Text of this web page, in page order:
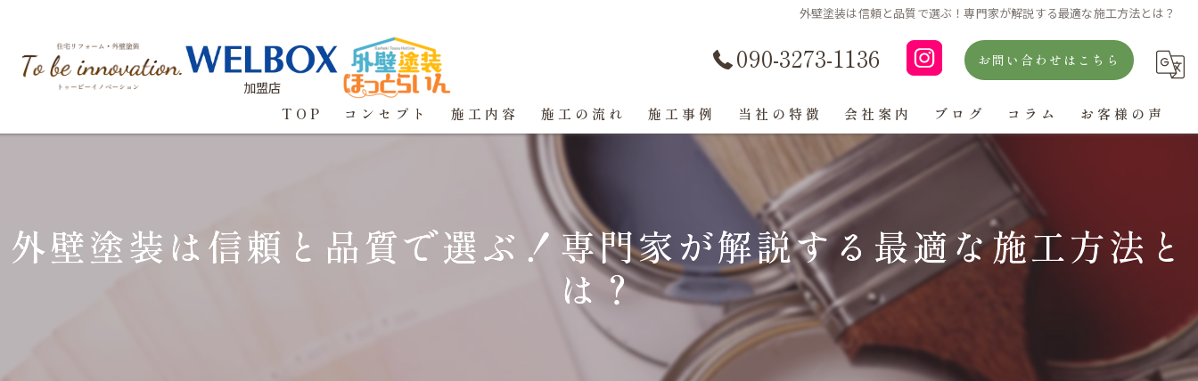
外壁塗装は信頼と品質で選ぶ！専門家が解説する最適な施工方法とは？
加盟店
090-3273-1136 お問い合わせはこちら
TOP コンセプト 施工内容 施工の流れ 施工事例 当社の特徴
戸建て
マンション
防水工事
コーキング
会社案内
よくある質問
ブログ コラム お客様の声
外壁塗装は信頼と品質で選ぶ！専門家が解説する最適な施工方法と
は？